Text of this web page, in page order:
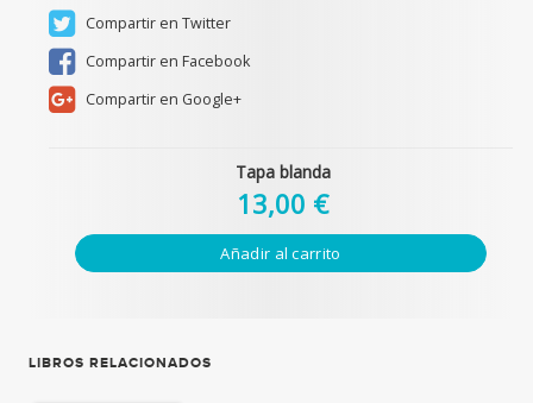
Compartir en Twitter
Compartir en Facebook
Compartir en Google+
Tapa blanda
13,00 €
Añadir al carrito
LIBROS RELACIONADOS